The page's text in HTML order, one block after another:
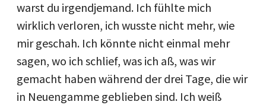
warst du irgendjemand. Ich fühlte mich
wirklich verloren, ich wusste nicht mehr, wie
mir geschah. Ich könnte nicht einmal mehr
sagen, wo ich schlief, was ich aß, was wir
gemacht haben während der drei Tage, die wir
in Neuengamme geblieben sind. Ich weiß